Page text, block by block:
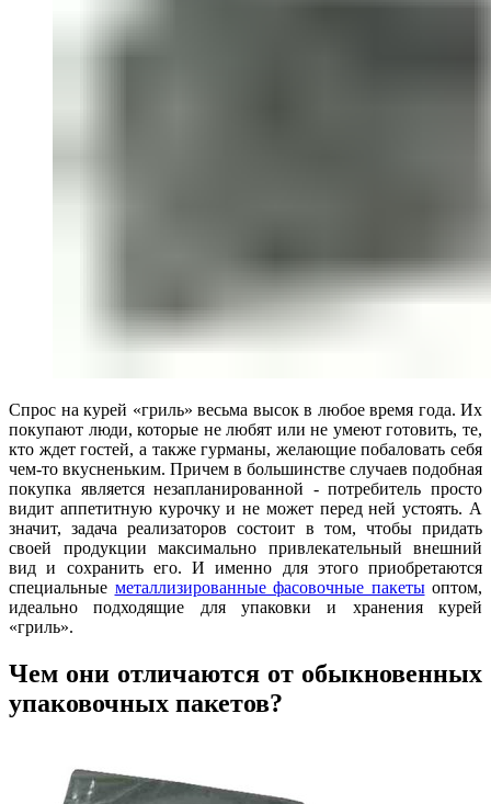
Спрос на курей «гриль» весьма высок в любое время года. Их
покупают люди, которые не любят или не умеют готовить, те,
кто ждет гостей, а также гурманы, желающие побаловать себя
чем-то вкусненьким. Причем в большинстве случаев подобная
покупка является незапланированной - потребитель просто
видит аппетитную курочку и не может перед ней устоять. А
значит, задача реализаторов состоит в том, чтобы придать
своей продукции максимально привлекательный внешний
вид и сохранить его. И именно для этого приобретаются
специальные металлизированные фасовочные пакетыоптом,
идеально подходящие для упаковки и хранения курей
«гриль».
Чем они отличаются от обыкновенных
упаковочных пакетов?